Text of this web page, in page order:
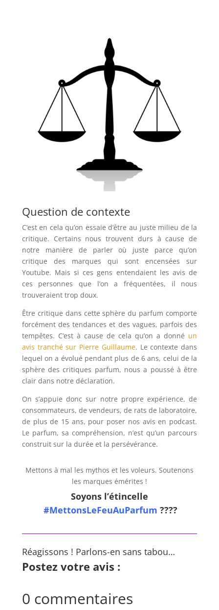
Question de contexte
C’est en cela qu’on essaie d’être au juste milieu de la
critique. Certains nous trouvent durs à cause de
notre manière de parler où juste parce qu’on
critique des marques qui sont encensées sur
Youtube. Mais si ces gens entendaient les avis de
ces personnes que l’on a fréquentées, il nous
trouveraient trop doux.
Être critique dans cette sphère du parfum comporte
forcément des tendances et des vagues, parfois des
tempêtes. C’est à cause de cela qu’on a donné un
avis tranché sur Pierre Guillaume. Le contexte dans
lequel on a évolué pendant plus de 6 ans, celui de la
sphère des critiques parfum, nous a poussé à être
clair dans notre déclaration.
On s’appuie donc sur notre propre expérience, de
consommateurs, de vendeurs, de rats de laboratoire,
de plus de 15 ans, pour poser nos avis en podcast.
Le parfum, sa compréhension, n’est qu’un parcours
construit sur la durée et la persévérance.
Mettons à mal les mythos et les voleurs. Soutenons
les marques émérites !
Soyons l’étincelle
#MettonsLeFeuAuParfum ????
Réagissons ! Parlons-en sans tabou…
Postez votre avis :
0 commentaires